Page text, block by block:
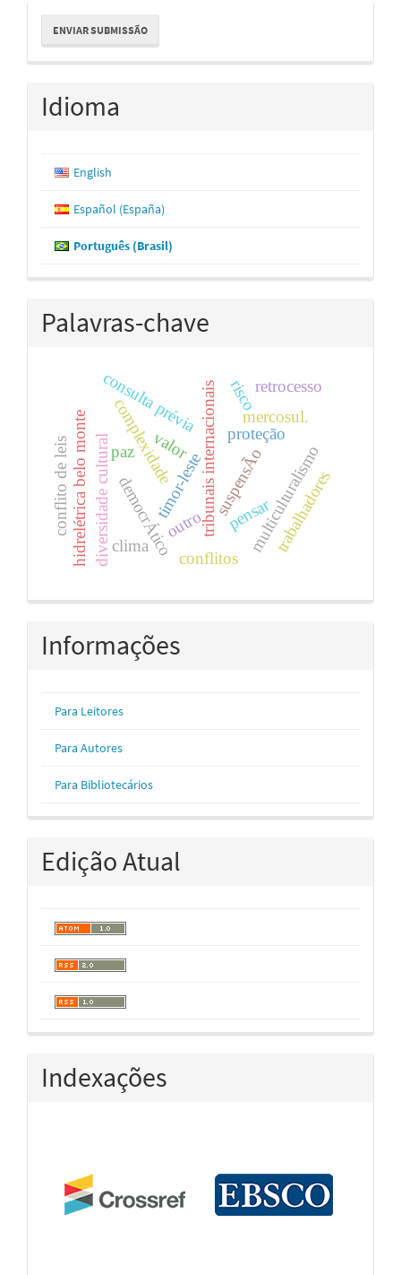
Enviar
Submissão
ENVIAR SUBMISSÃO
Idioma
English
Español (España)
Português (Brasil)
Palavras-chave
pensar
tribunais internacionais
timor-leste
mercosul.
suspensÃo
democrÁtico
valor
complexidade
multiculturalismo
diversidade cultural
hidrelétrica belo monte
consulta prévia
conflitos
paz
clima
outro trabalhadores
conflito de leis
proteção
riscoretrocesso
Informações
Para Leitores
Para Autores
Para Bibliotecários
Edição Atual
Indexações